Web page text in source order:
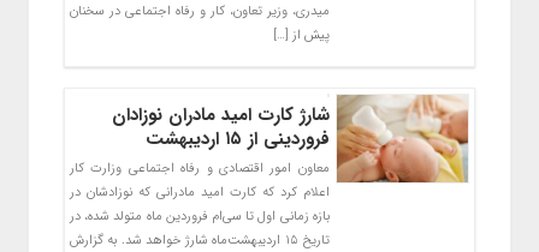
میدری، وزیر تعاون، کار و رفاه اجتماعی در سخنان
پیش از […]
شارژ کارت امید مادران نوزادان
فروردینی از ۱۵ اردیبهشت
معاون امور اقتصادی و رفاه اجتماعی وزارت کار
اعلام کرد که کارت امید مادرانی که نوزادشان در
بازه زمانی اول تا سی‌ام فروردین ماه متولد شده، در
تاریخ ۱۵ اردیبهشت‌ماه شارژ خواهد شد. به گزارش